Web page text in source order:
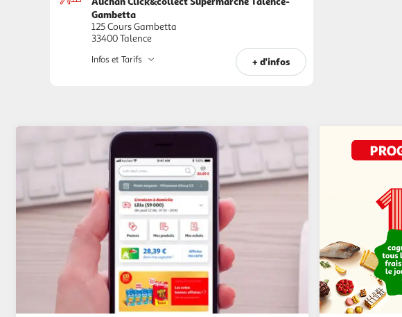
Gambetta
125 Cours Gambetta
33400 Talence
+ d'infos
Infos et Tarifs